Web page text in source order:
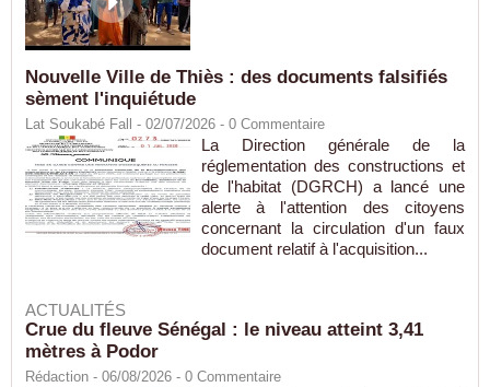
Nouvelle Ville de Thiès : des documents falsifiés
sèment l'inquiétude
Lat Soukabé Fall - 02/07/2026 - 0 Commentaire
La Direction générale de la
réglementation des constructions et
de l'habitat (DGRCH) a lancé une
alerte à l'attention des citoyens
concernant la circulation d'un faux
document relatif à l'acquisition...
ACTUALITÉS
Crue du fleuve Sénégal : le niveau atteint 3,41
mètres à Podor
Rédaction - 06/08/2026 - 0 Commentaire